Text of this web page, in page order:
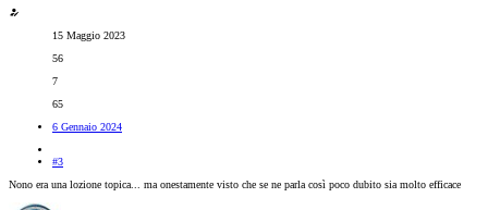
15 Maggio 2023
56
7
65
6 Gennaio 2024
#3
Nono era una lozione topica... ma onestamente visto che se ne parla così poco dubito sia molto efficace